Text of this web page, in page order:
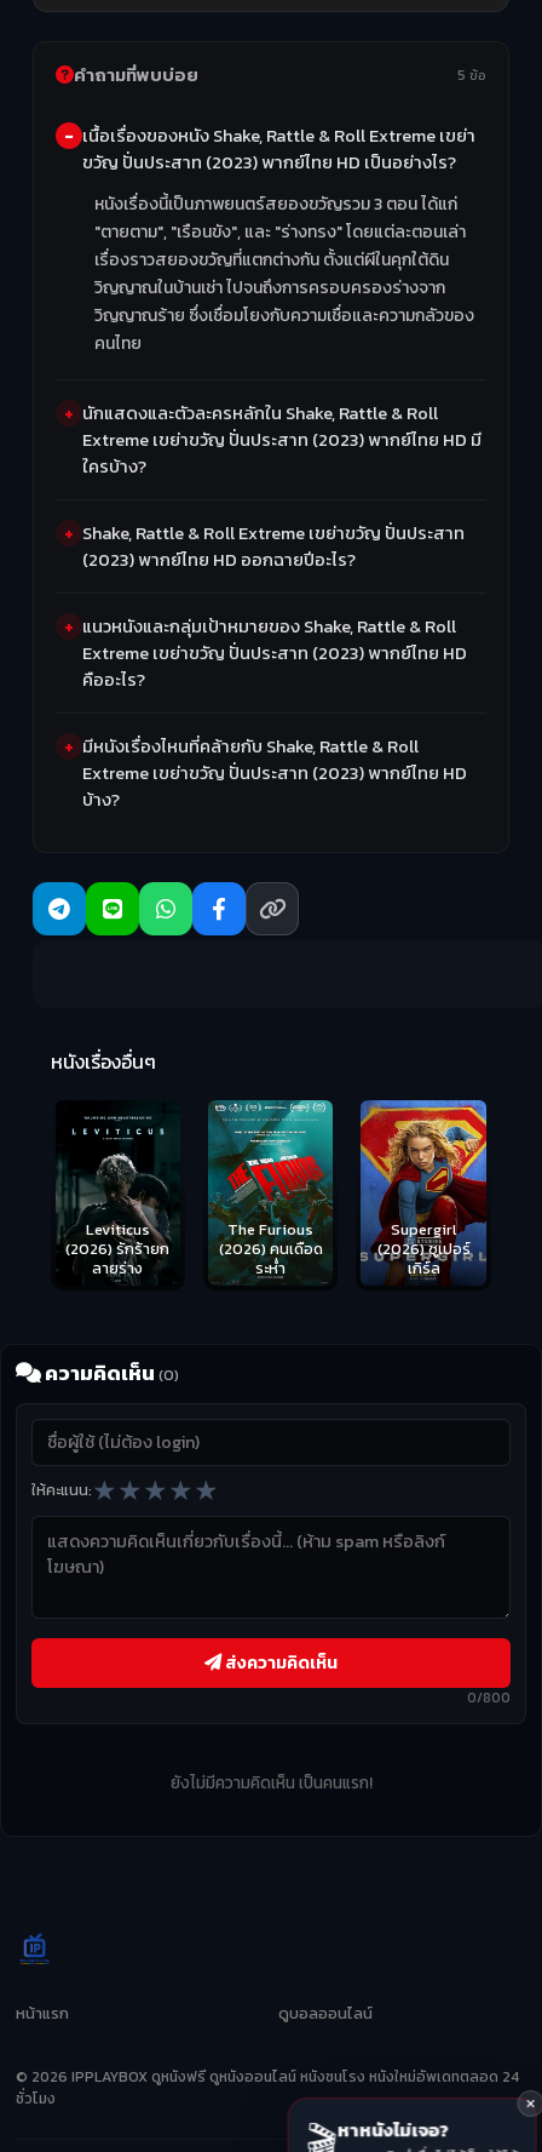
คำถามที่พบบ่อย 5 ข้อ
เนื้อเรื่องของหนัง Shake, Rattle & Roll Extreme เขย่า
ขวัญ ปั่นประสาท (2023) พากย์ไทย HD เป็นอย่างไร?
หนังเรื่องนี้เป็นภาพยนตร์สยองขวัญรวม 3 ตอน ได้แก่
"ตายตาม", "เรือนขัง", และ "ร่างทรง" โดยแต่ละตอนเล่า
เรื่องราวสยองขวัญที่แตกต่างกัน ตั้งแต่ผีในคุกใต้ดิน
วิญญาณในบ้านเช่า ไปจนถึงการครอบครองร่างจาก
วิญญาณร้าย ซึ่งเชื่อมโยงกับความเชื่อและความกลัวของ
คนไทย
นักแสดงและตัวละครหลักใน Shake, Rattle & Roll
Extreme เขย่าขวัญ ปั่นประสาท (2023) พากย์ไทย HD มี
ใครบ้าง?
Shake, Rattle & Roll Extreme เขย่าขวัญ ปั่นประสาท
(2023) พากย์ไทย HD ออกฉายปีอะไร?
แนวหนังและกลุ่มเป้าหมายของ Shake, Rattle & Roll
Extreme เขย่าขวัญ ปั่นประสาท (2023) พากย์ไทย HD
คืออะไร?
มีหนังเรื่องไหนที่คล้ายกับ Shake, Rattle & Roll
Extreme เขย่าขวัญ ปั่นประสาท (2023) พากย์ไทย HD
บ้าง?
หนังเรื่องอื่นๆ
Leviticus
(2026) รักร้ายก
ลายร่าง
The Furious
(2026) คนเดือด
ระห่ำ
Supergirl
(2026) ซูเปอร์
เกิร์ล
ความคิดเห็น (0)
ให้คะแนน:★★★★★
0/800
ส่งความคิดเห็น
ยังไม่มีความคิดเห็น เป็นคนแรก!
หน้าแรก ดูบอลออนไลน์
© 2026 IPPLAYBOX ดูหนังฟรี ดูหนังออนไลน์ หนังชนโรง หนังใหม่อัพเดทตลอด 24
ชั่วโมง
หาหนังไม่เจอ?